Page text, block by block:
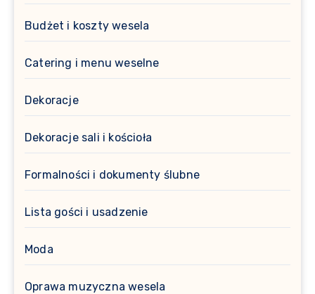
Budżet i koszty wesela
Catering i menu weselne
Dekoracje
Dekoracje sali i kościoła
Formalności i dokumenty ślubne
Lista gości i usadzenie
Moda
Oprawa muzyczna wesela